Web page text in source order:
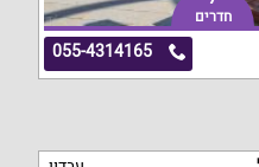
חדרים
055-4314165